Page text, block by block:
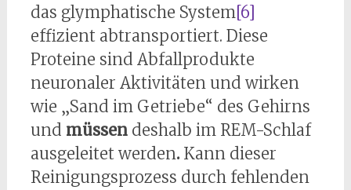
das glymphatische System[6]
effizient abtransportiert. Diese
Proteine sind Abfallprodukte
neuronaler Aktivitäten und wirken
wie „Sand im Getriebe“ des Gehirns
und müssendeshalb im REM-Schlaf
ausgeleitet werden. Kann dieser
Reinigungsprozess durch fehlenden